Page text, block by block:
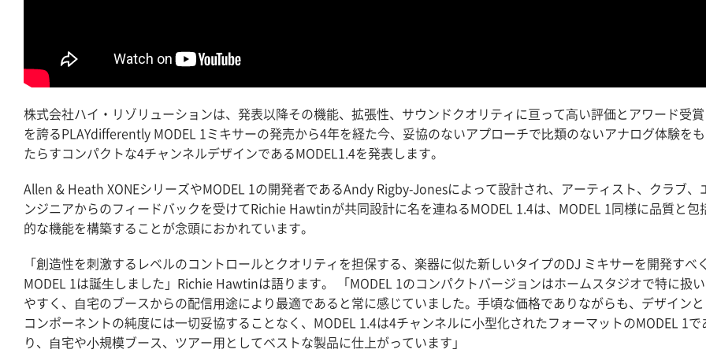
株式会社ハイ・リゾリューションは、発表以降その機能、拡張性、サウンドクオリティに亘って⾼い評価とアワード受賞
を誇るPLAYdifferently MODEL 1ミキサーの発売から4年を経た今、妥協のないアプローチで⽐類のないアナログ体験をも
たらすコンパクトな4チャンネルデザインであるMODEL1.4を発表します。
Allen & Heath XONEシリーズやMODEL 1の開発者であるAndy Rigby-Jonesによって設計され、アーティスト、クラブ、
ンジニアからのフィードバックを受けてRichie Hawtinが共同設計に名を連ねるMODEL 1.4は、MODEL 1同様に品質と包
的な機能を構築することが念頭におかれています。
「創造性を刺激するレベルのコントロールとクオリティを担保する、楽器に似た新しいタイプのDJ ミキサーを開発すべ
MODEL 1は誕⽣しました」Richie Hawtinは語ります。 「MODEL 1のコンパクトバージョンはホームスタジオで特に扱い
やすく、⾃宅のブースからの配信⽤途により最適であると常に感じていました。⼿頃な価格でありながらも、デザインと
コンポーネントの純度には⼀切妥協することなく、MODEL 1.4は4チャンネルに⼩型化されたフォーマットのMODEL 1で
り、⾃宅や⼩規模ブース、ツアー⽤としてベストな製品に仕上がっています」